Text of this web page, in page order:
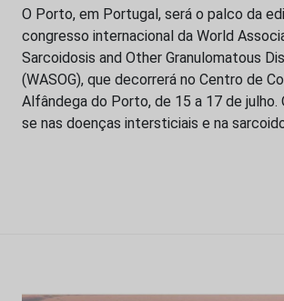
O Porto, em Portugal, será o palco da
congresso internacional da World
Sarcoidosis and Other Granulomatous
(WASOG), que decorrerá no Centro de
Alfândega do Porto, de 15 a 17 de
se nas doenças intersticiais e na